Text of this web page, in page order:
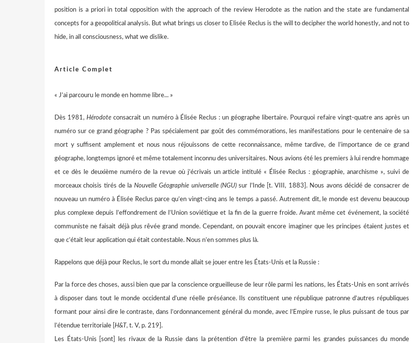
position is a priori in total opposition with the approach of the review Herodote as the nation and the state are fundamental
concepts for a geopolitical analysis. But what brings us closer to Elisée Reclus is the will to decipher the world honestly, and not to
hide, in all consciousness, what we dislike.
Article Complet
« J’ai parcouru le monde en homme libre... »
Dès 1981,Hérodote consacrait un numéro à Élisée Reclus : un géographe libertaire. Pourquoi refaire vingt-quatre ans après un
numéro sur ce grand géographe ? Pas spécialement par goût des commémorations, les manifestations pour le centenaire de sa
mort y suffisent amplement et nous nous réjouissons de cette reconnaissance, même tardive, de l’importance de ce grand
géographe, longtemps ignoré et même totalement inconnu des universitaires. Nous avions été les premiers à lui rendre hommage
et ce dès le deuxième numéro de la revue où j’écrivais un article intitulé « Élisée Reclus : géographie, anarchisme », suivi de
morceaux choisis tirés de la Nouvelle Géographie universelle (NGU)sur l’Inde [t. VIII, 1883]. Nous avons décidé de consacrer de
nouveau un numéro à Élisée Reclus parce qu’en vingt-cinq ans le temps a passé. Autrement dit, le monde est devenu beaucoup
plus complexe depuis l’effondrement de l’Union soviétique et la fin de la guerre froide. Avant même cet événement, la société
communiste ne faisait déjà plus rêvée grand monde. Cependant, on pouvait encore imaginer que les principes étaient justes et
que c’était leur application qui était contestable. Nous n’en sommes plus là.
Rappelons que déjà pour Reclus, le sort du monde allait se jouer entre les États-Unis et la Russie :
Par la force des choses, aussi bien que par la conscience orgueilleuse de leur rôle parmi les nations, les États-Unis en sont arrivés
à disposer dans tout le monde occidental d’une réelle préséance. Ils constituent une république patronne d’autres républiques
formant pour ainsi dire le contraste, dans l’ordonnancement général du monde, avec l’Empire russe, le plus puissant de tous par
l’étendue territoriale [ H&T, t. V, p. 219].
Les États-Unis [sont] les rivaux de la Russie dans la prétention d’être la première parmi les grandes puissances du monde